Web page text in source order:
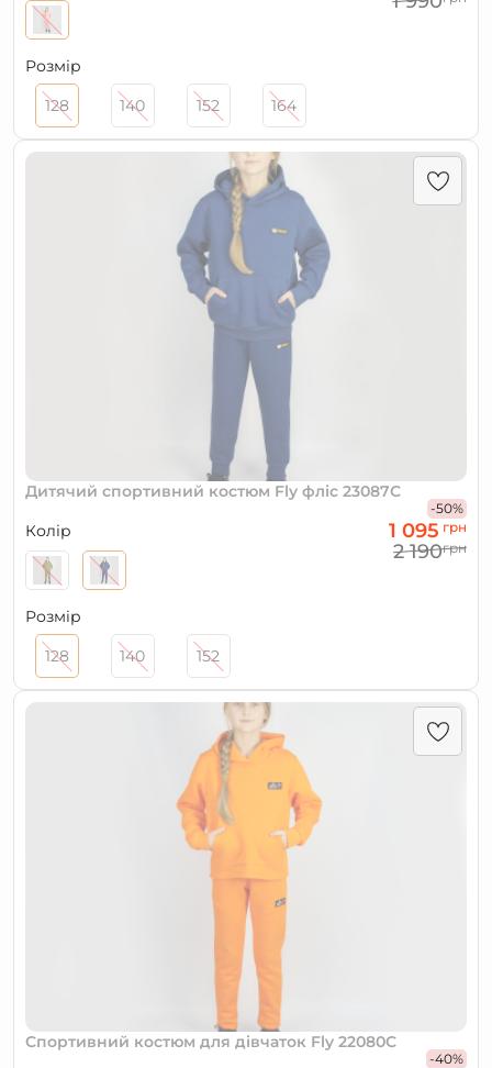
Розмір
128
140 152 164
Дитячий спортивний костюм Fly фліс 23087С
Колір
-50%
1 095 грн
2 190грн
Розмір
128
140 152
Спортивний костюм для дівчаток Fly 22080С
-40%